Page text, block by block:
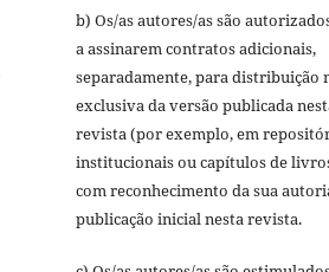
b) Os/as autores/as são
a assinarem contratos adicionais,
separadamente, para distribuição
exclusiva da versão publicada
revista (por exemplo, em
institucionais ou capítulos de
com reconhecimento da sua
publicação inicial nesta revista.